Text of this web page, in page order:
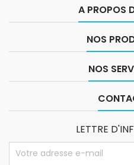
A PROPOS
NOS
NOS
LETTRE